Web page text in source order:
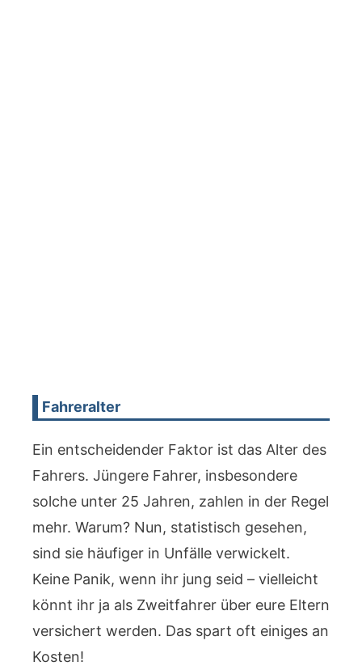
Fahreralter
Ein entscheidender Faktor ist das Alter des
Fahrers. Jüngere Fahrer, insbesondere
solche unter 25 Jahren, zahlen in der Regel
mehr. Warum? Nun, statistisch gesehen,
sind sie häufiger in Unfälle verwickelt.
Keine Panik, wenn ihr jung seid – vielleicht
könnt ihr ja als Zweitfahrer über eure Eltern
versichert werden. Das spart oft einiges an
Kosten!